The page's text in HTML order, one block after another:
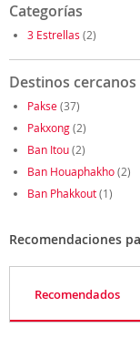
Categorías
3 Estrellas (2)
Destinos cercanos
Pakse(37)
Pakxong(2)
Ban Itou(2)
Ban Houaphakho(2)
Ban Phakkout(1)
Recomendaciones
Recomendados